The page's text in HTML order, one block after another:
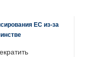
ЕС из-за